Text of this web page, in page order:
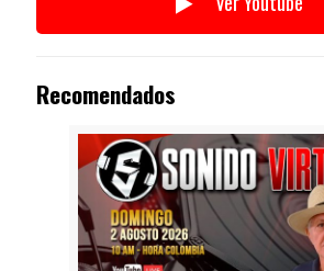
Recomendados